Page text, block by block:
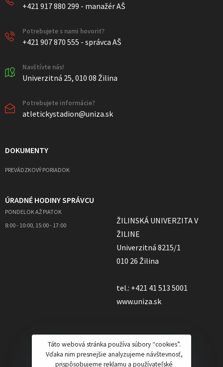
+421 917 880 299 - manažér AŠ
Potrebujete s nami hovoriť?
+421 907 870 555 - správca AŠ
Navštívte nás!
Univerzitná 25, 010 08 Žilina
Potrebujete informácie?
atletickystadion@uniza.sk
DOKUMENTY
PREVÁDZKOVÝ PORIADOK
ÚRADNÉ HODINY SPRÁVCU
PONDELOK AŽ PIATOK
8:00 - 10:00, 15:00 - 17:00
ŽILINSKÁ UNIVERZITA V
ŽILINE
Univerzitná 8215/1
010 26 Žilina
tel.: +421 41 513 5001
www.uniza.sk
Táto webová stránka používa súbory “cookies”.
Vďaka nim presnejšie analyzujeme návštevnosť,
prispôsobujeme reklamu a používateľské